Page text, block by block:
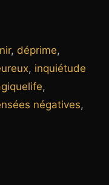
, déprime,
, inquiétude
,
négatives,